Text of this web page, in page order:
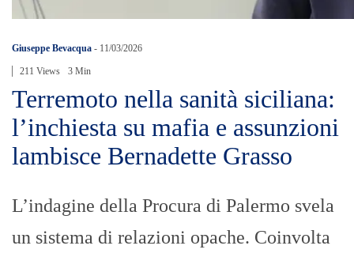
Giuseppe Bevacqua - 11/03/2026
211 Views 3 Min
Terremoto nella sanità siciliana:
l’inchiesta su mafia e assunzioni
lambisce Bernadette Grasso
L’indagine della Procura di Palermo svela
un sistema di relazioni opache. Coinvolta